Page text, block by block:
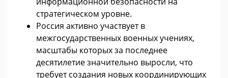
стратегическом уровне.
Россия активно участвует в
межгосударственных военных учениях,
масштабы которых за последнее
десятилетие значительно выросли, что
требует создания новых координирующих